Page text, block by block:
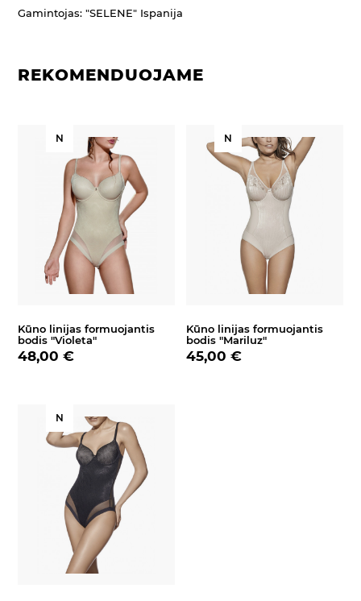
Gamintojas: "SELENE" Ispanija
REKOMENDUOJAME
N
Kūno linijas formuojantis
bodis "Violeta"
48,00 €
N
Kūno linijas formuojantis
bodis "Mariluz"
45,00 €
N